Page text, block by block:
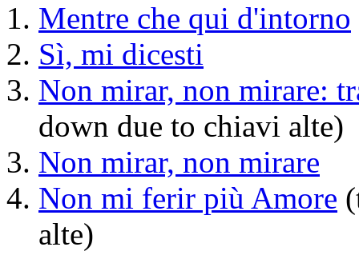
Mentre che qui d'intorno
Sì, mi dicesti
Non mirar, non mirare:
down due to chiavi alte)
Non mirar, non mirare
Non mi ferir più Amore
alte)